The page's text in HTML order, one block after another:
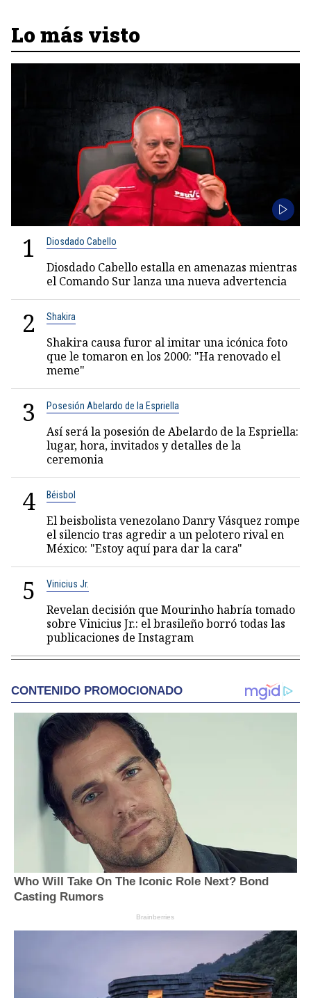
Lo más visto
1 Diosdado Cabello
Diosdado Cabello estalla en amenazas mientras
el Comando Sur lanza una nueva advertencia
2 Shakira
Shakira causa furor al imitar una icónica foto
que le tomaron en los 2000: "Ha renovado el
meme"
3 Posesión Abelardo de la Espriella
Así será la posesión de Abelardo de la Espriella:
lugar, hora, invitados y detalles de la
ceremonia
4 Béisbol
El beisbolista venezolano Danry Vásquez rompe
el silencio tras agredir a un pelotero rival en
México: "Estoy aquí para dar la cara"
5 Vinicius Jr.
Revelan decisión que Mourinho habría tomado
sobre Vinicius Jr.: el brasileño borró todas las
publicaciones de Instagram